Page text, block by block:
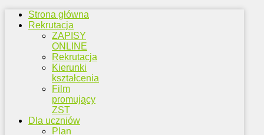
Strona główna
Rekrutacja
ZAPISY
ONLINE
Rekrutacja
Kierunki
kształcenia
Film
promujący
ZST
Dla uczniów
Plan